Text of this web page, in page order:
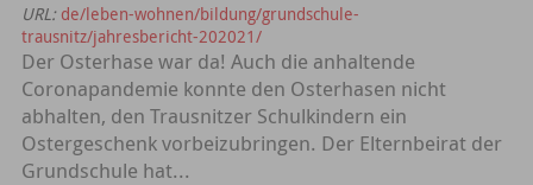
URL: de/leben-wohnen/bildung/grundschule-
trausnitz/jahresbericht-202021/
Der Osterhase war da! Auch die anhaltende
Coronapandemie konnte den Osterhasen nicht
abhalten, den Trausnitzer Schulkindern ein
Ostergeschenk vorbeizubringen. Der Elternbeirat der
Grundschule hat...